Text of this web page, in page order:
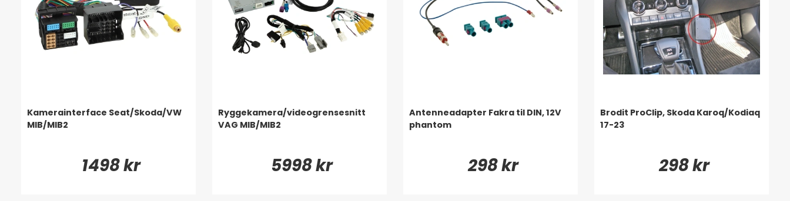
Kamerainterface Seat/Skoda/VW
MIB/MIB2
1498 kr
Ryggekamera/videogrensesnitt
VAG MIB/MIB2
5998 kr
Antenneadapter Fakra til DIN, 12V
phantom
298 kr
Brodit ProClip, Skoda Karoq/Kodiaq
17-23
298 kr